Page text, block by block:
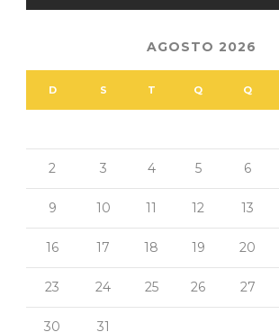
AGOSTO 2026
D S T Q Q
2 3 4 5 6
9 10 11 12 13
16 17 18 19 20
23 24 25 26 27
30 31